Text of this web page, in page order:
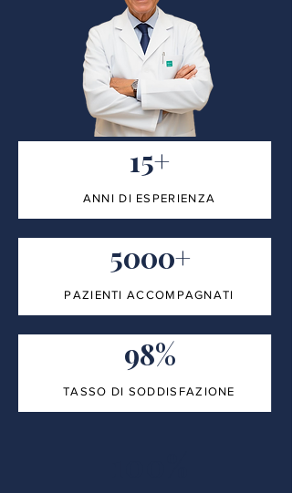
15+
ANNI DI ESPERIENZA
5000+
PAZIENTI ACCOMPAGNATI
98%
TASSO DI SODDISFAZIONE